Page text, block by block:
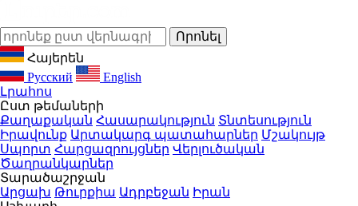
Հայերեն
Русский
English
Լրահոս
Ըստ թեմաների
Քաղաքական Հասարակություն Տնտեսություն
Իրավունք Արտակարգ պատահարներ Մշակույթ
Սպորտ Հարցազրույցներ Վերլուծական
Ծաղրանկարներ
Տարածաշրջան
Արցախ Թուրքիա Ադրբեջան Իրան